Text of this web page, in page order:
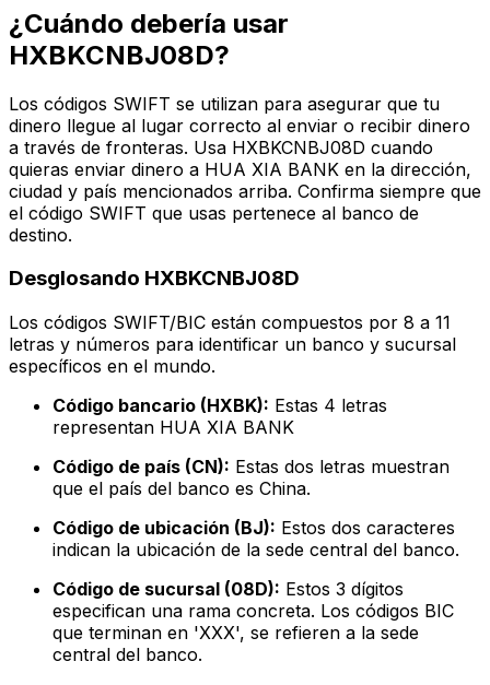
¿Cuándo debería usar
HXBKCNBJ08D?
Los códigos SWIFT se utilizan para asegurar que tu
dinero llegue al lugar correcto al enviar o recibir dinero
a través de fronteras. Usa HXBKCNBJ08D cuando
quieras enviar dinero a HUA XIA BANK en la dirección,
ciudad y país mencionados arriba. Confirma siempre que
el código SWIFT que usas pertenece al banco de
destino.
Desglosando HXBKCNBJ08D
Los códigos SWIFT/BIC están compuestos por 8 a 11
letras y números para identificar un banco y sucursal
específicos en el mundo.
Código bancario (HXBK): Estas 4 letras
representan HUA XIA BANK
Código de país (CN): Estas dos letras muestran
que el país del banco es China.
Código de ubicación (BJ): Estos dos caracteres
indican la ubicación de la sede central del banco.
Código de sucursal (08D): Estos 3 dígitos
especifican una rama concreta. Los códigos BIC
que terminan en 'XXX', se refieren a la sede
central del banco.